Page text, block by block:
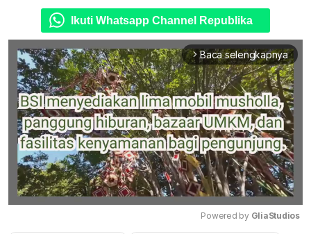
Ikuti Whatsapp Channel Republika
arrow_forward_ios Baca selengkapnya
Powered by GliaStudios